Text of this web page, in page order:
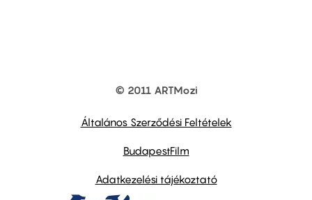
© 2011 ARTMozi
Általános Szerződési Feltételek
BudapestFilm
Adatkezelési tájékoztató